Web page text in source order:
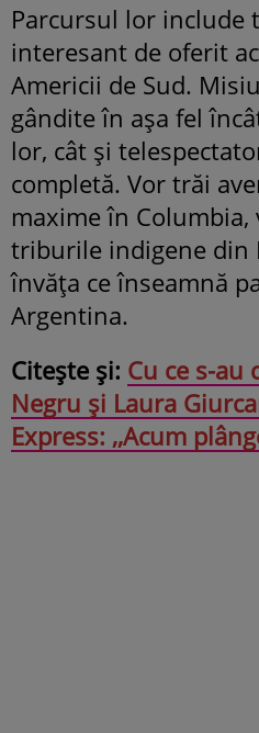
Parcursul lor include
interesant de oferit
Americii de Sud.
gândite în așa fel
lor, cât și
completă. Vor trăi
maxime în Columbia,
triburile indigene din
învăța ce înseamnă
Argentina.
Citește și: Cu ce s-au
Negru și Laura
Express: ,,Acum